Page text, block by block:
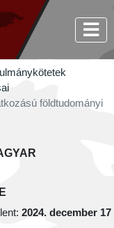
földtudományi
2024. december 17